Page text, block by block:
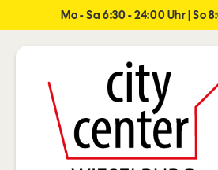
Mo - Sa 6:30 - 24:00 Uhr | So